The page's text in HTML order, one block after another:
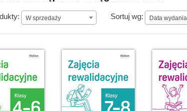
W sprzedaży Sortuj wg: Data wydania
Data wydania